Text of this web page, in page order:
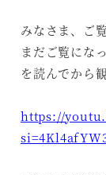
みなさま、ご
まだご覧にな
を読んでから
https://